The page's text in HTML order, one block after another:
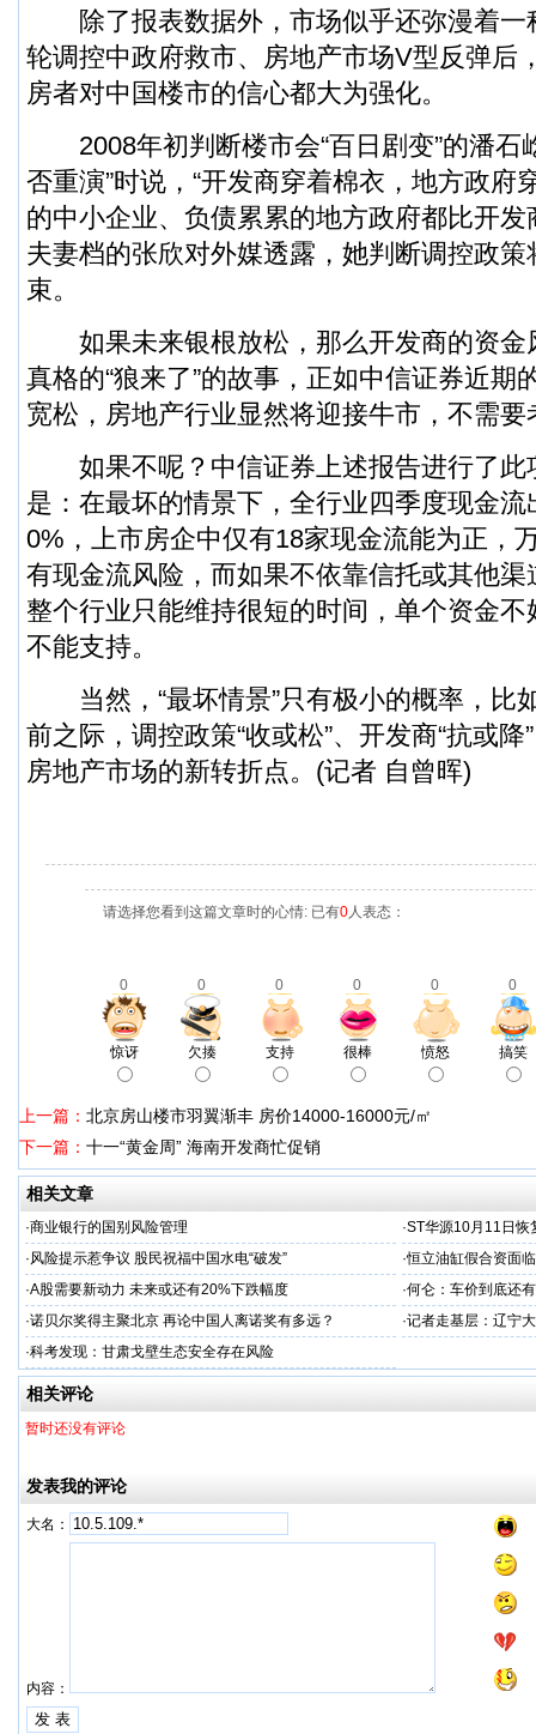
除了报表数据外，市场似乎还弥漫着一
轮调控中政府救市、房地产市场V型反弹后
房者对中国楼市的信心都大为强化。
2008年初判断楼市会“百日剧变”的潘石
否重演”时说，“开发商穿着棉衣，地方政府
的中小企业、负债累累的地方政府都比开
夫妻档的张欣对外媒透露，她判断调控政
束。
如果未来银根放松，那么开发商的资金
真格的“狼来了”的故事，正如中信证券近期
宽松，房地产行业显然将迎接牛市，不需要
如果不呢？中信证券上述报告进行了此
是：在最坏的情景下，全行业四季度现金
0%，上市房企中仅有18家现金流能为正，
有现金流风险，而如果不依靠信托或其他
整个行业只能维持很短的时间，单个资金
不能支持。
当然，“最坏情景”只有极小的概率，比
前之际，调控政策“收或松”、开发商“抗或
房地产市场的新转折点。(记者 自曾晖)
请选择您看到这篇文章时的心情: 已有0人表态：
0 0 0 0 0 0
惊讶 欠揍 支持 很棒 愤怒 搞笑
上一篇： 北京房山楼市羽翼渐丰 房价14000-16000元/㎡
下一篇： 十一“黄金周” 海南开发商忙促销
相关文章
·商业银行的国别风险管理 ·ST华源10月11日恢
·风险提示惹争议 股民祝福中国水电“破发” ·恒立油缸假合资面
·A股需要新动力 未来或还有20%下跌幅度 ·何仑：车价到底还
·诺贝尔奖得主聚北京 再论中国人离诺奖有多远？ ·记者走基层：辽宁
·科考发现：甘肃戈壁生态安全存在风险
相关评论
暂时还没有评论
发表我的评论
大名：
内容：